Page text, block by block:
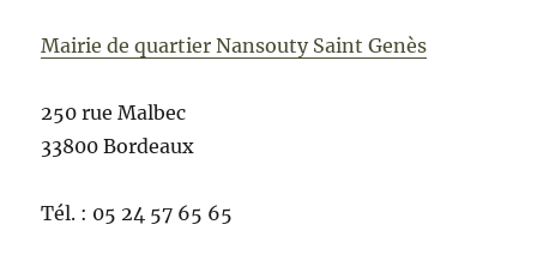
Mairie de quartier Nansouty Saint Genès
250 rue Malbec
33800 Bordeaux
Tél. : 05 24 57 65 65